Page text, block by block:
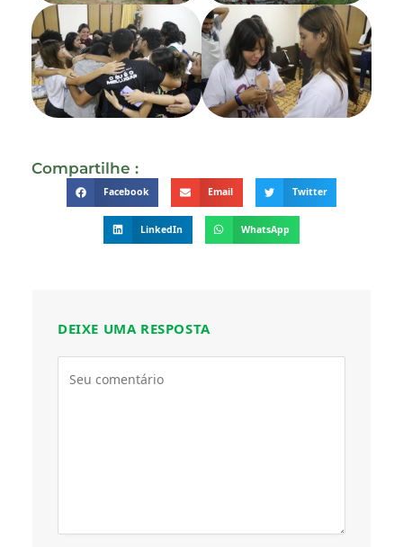
Compartilhe :
Facebook Email Twitter
LinkedIn WhatsApp
DEIXE UMA RESPOSTA